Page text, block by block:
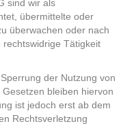
sind wir als
übermittelte oder
überwachen oder nach
Tätigkeit
der Nutzung von
bleiben hiervon
ist jedoch erst ab dem
Rechtsverletzung